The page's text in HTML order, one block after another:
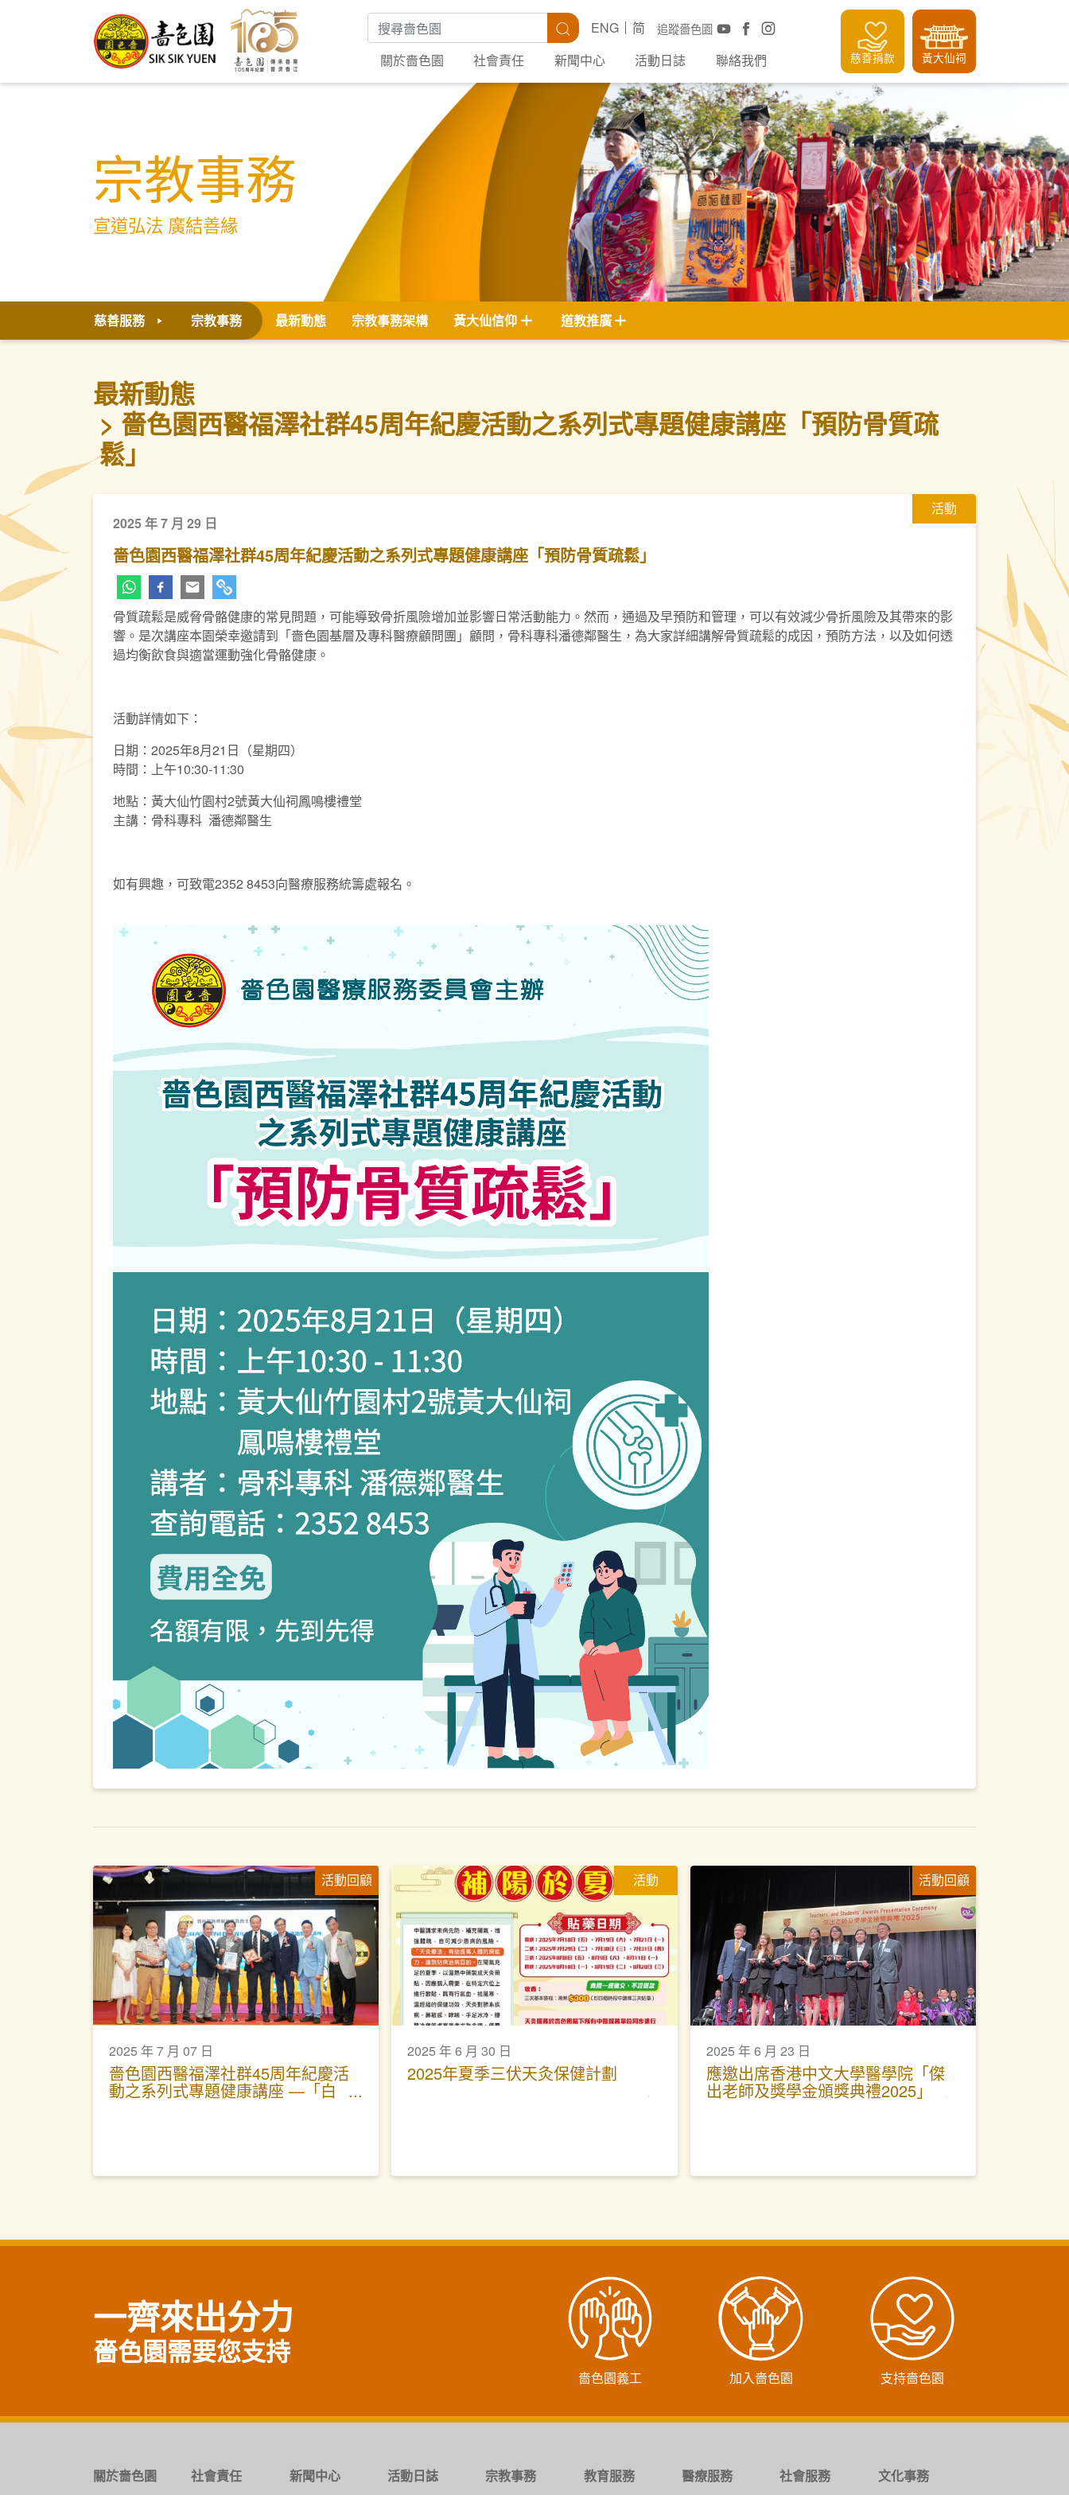
搜尋關鍵字 搜尋 追蹤嗇色園
ENG
简
關於嗇色園
社會責任 新聞中心 活動日誌 聯絡我們 慈善捐款 黃大仙祠
宗教事務
宣道弘法 廣結善緣
慈善服務 宗教事務 最新動態 宗教事務架構 黃大仙信仰 道教推廣
最新動態
嗇色園西醫福澤社群45周年紀慶活動之系列式專題健康講座「預防骨質疏
鬆」
活動
2025 年 7 月 29 日
嗇色園西醫福澤社群45周年紀慶活動之系列式專題健康講座「預防骨質疏鬆」
骨質疏鬆是威脅骨骼健康的常見問題，可能導致骨折風險增加並影響日常活動能力。然而，通過及早預防和管理，可以有效減少骨折風險及其帶來的影
響。是次講座本園榮幸邀請到「嗇色園基層及專科醫療顧問團」顧問，骨科專科潘德鄰醫生，為大家詳細講解骨質疏鬆的成因，預防方法，以及如何透
過均衡飲食與適當運動強化骨骼健康。
活動詳情如下：
日期：2025年8月21日（星期四）
時間：上午10:30-11:30
地點：黃大仙竹園村2號黃大仙祠鳳鳴樓禮堂
主講：骨科專科 潘德鄰醫生
如有興趣，可致電2352 8453向醫療服務統籌處報名。
活動回顧
2025 年 7 月 07 日
嗇色園西醫福澤社群45周年紀慶活
動之系列式專題健康講座 —「白
活動
2025 年 6 月 30 日
2025年夏季三伏天灸保健計劃
活動回顧
2025 年 6 月 23 日
應邀出席香港中文大學醫學院「傑
出老師及獎學金頒獎典禮2025」
一齊來出分力
嗇色園需要您支持
嗇色園義工 加入嗇色園 支持嗇色園
關於嗇色園 社會責任 新聞中心 活動日誌 宗教事務 教育服務 醫療服務 社會服務 文化事務